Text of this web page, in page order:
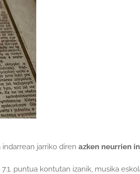
jarriko diren azken neurrien
puntua kontutan izanik, musika